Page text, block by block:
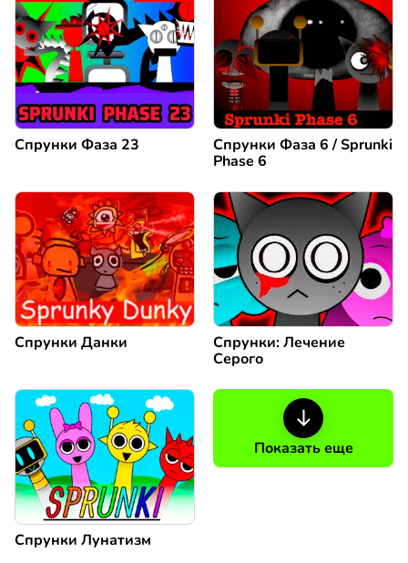
Спрунки Фаза 23
Спрунки Фаза 6 / Sprunki
Phase 6
Спрунки Данки
Спрунки: Лечение
Серого
Спрунки Лунатизм
Показать еще